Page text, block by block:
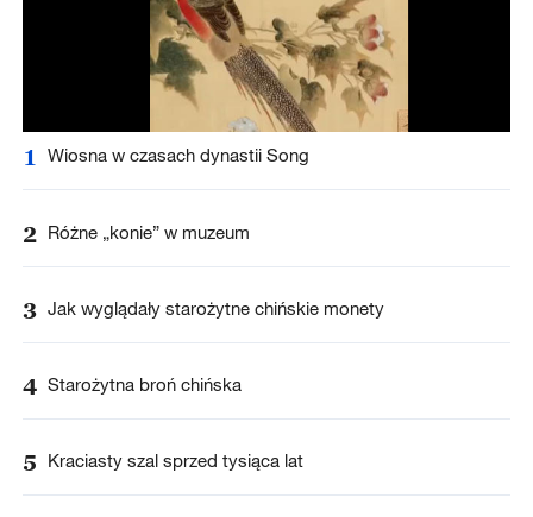
1 Wiosna w czasach dynastii Song
2 Różne „konie” w muzeum
3 Jak wyglądały starożytne chińskie monety
4 Starożytna broń chińska
5 Kraciasty szal sprzed tysiąca lat